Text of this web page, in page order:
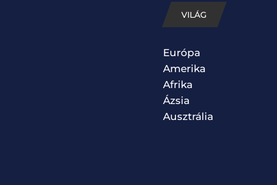
VILÁG
Európa
Amerika
Afrika
Ázsia
Ausztrália